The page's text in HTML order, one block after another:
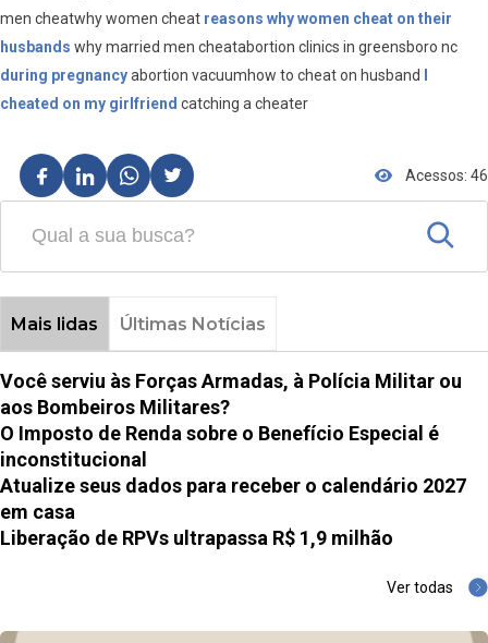
men cheatwhy women cheat reasons why women cheat on their
husbands why married men cheatabortion clinics in greensboro nc
during pregnancyabortion vacuumhow to cheat on husband
cheated on my girlfriend catching a cheater
Acessos: 46
Mais lidas Últimas Notícias
Você serviu às Forças Armadas, à Polícia Militar ou
aos Bombeiros Militares?
O Imposto de Renda sobre o Benefício Especial é
inconstitucional
Atualize seus dados para receber o calendário 2027
em casa
Liberação de RPVs ultrapassa R$ 1,9 milhão
Ver todas